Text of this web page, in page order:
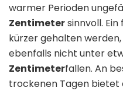
warmer Perioden
Zentimetersinnvoll.
kürzer gehalten
ebenfalls nicht unter
Zentimeterfallen. An
trockenen Tagen bietet